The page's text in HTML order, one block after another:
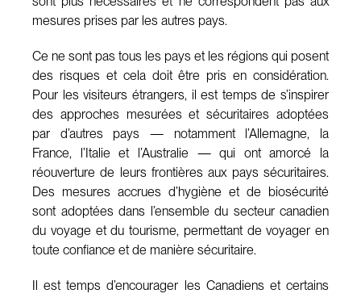
mesures prises par les autres pays.
Ce ne sont pas tous les pays et les régions qui posent
des risques et cela doit être pris en considération.
Pour les visiteurs étrangers, il est temps de s’inspirer
des approches mesurées et sécuritaires adoptées
par d’autres pays — notamment l’Allemagne, la
France, l’Italie et l’Australie — qui ont amorcé la
réouverture de leurs frontières aux pays sécuritaires.
Des mesures accrues d’hygiène et de biosécurité
sont adoptées dans l’ensemble du secteur canadien
du voyage et du tourisme, permettant de voyager en
toute confiance et de manière sécuritaire.
Il est temps d’encourager les Canadiens et certains